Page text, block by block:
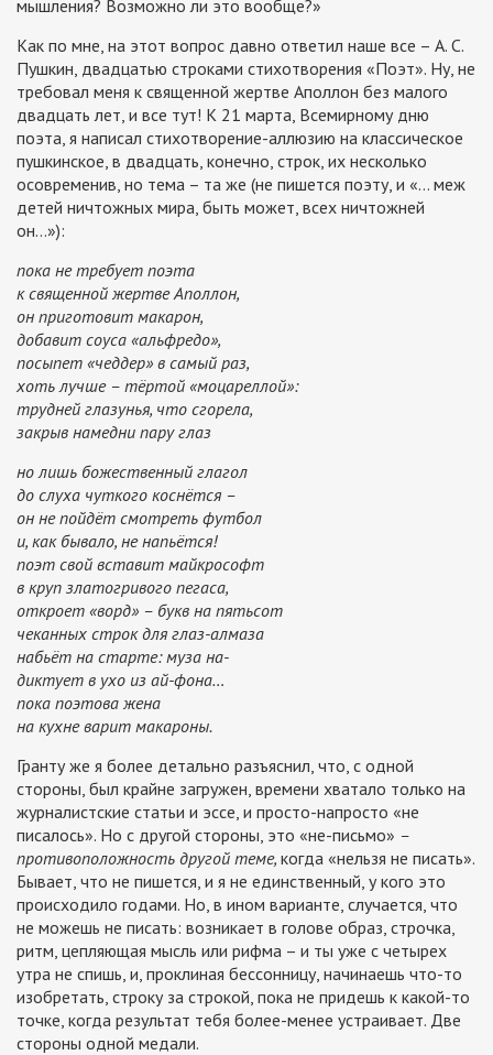
мышления? Возможно ли это вообще?»
Как по мне, на этот вопрос давно ответил наше все – А. С.
Пушкин, двадцатью строками стихотворения «Поэт». Ну, не
требовал меня к священной жертве Аполлон без малого
двадцать лет, и все тут! К 21 марта, Всемирному дню
поэта, я написал стихотворение-аллюзию на классическое
пушкинское, в двадцать, конечно, строк, их несколько
осовременив, но тема – та же (не пишется поэту, и «… меж
детей ничтожных мира, быть может, всех ничтожней
он…»):
пока не требует поэта
к священной жертве Аполлон,
он приготовит макарон,
добавит соуса «альфредо»,
посыпет «чеддер» в самый раз,
хоть лучше – тёртой «моцареллой»:
трудней глазунья, что сгорела,
закрыв намедни пару глаз
но лишь божественный глагол
до слуха чуткого коснётся –
он не пойдёт смотреть футбол
и, как бывало, не напьётся!
поэт свой вставит майкрософт
в круп златогривого пегаса,
откроет «ворд» – букв на пятьсот
чеканных строк для глаз-алмаза
набьёт на старте: муза на-
диктует в ухо из ай-фона…
пока поэтова жена
на кухне варит макароны.
Гранту же я более детально разъяснил, что, с одной
стороны, был крайне загружен, времени хватало только на
журналистские статьи и эссе, и просто-напросто «не
писалось». Но с другой стороны, это «не-письмо» –
противоположность другой теме, когда «нельзя не писать».
Бывает, что не пишется, и я не единственный, у кого это
происходило годами. Но, в ином варианте, случается, что
не можешь не писать: возникает в голове образ, строчка,
ритм, цепляющая мысль или рифма – и ты уже с четырех
утра не спишь, и, проклиная бессонницу, начинаешь что-то
изобретать, строку за строкой, пока не придешь к какой-то
точке, когда результат тебя более-менее устраивает. Две
стороны одной медали.